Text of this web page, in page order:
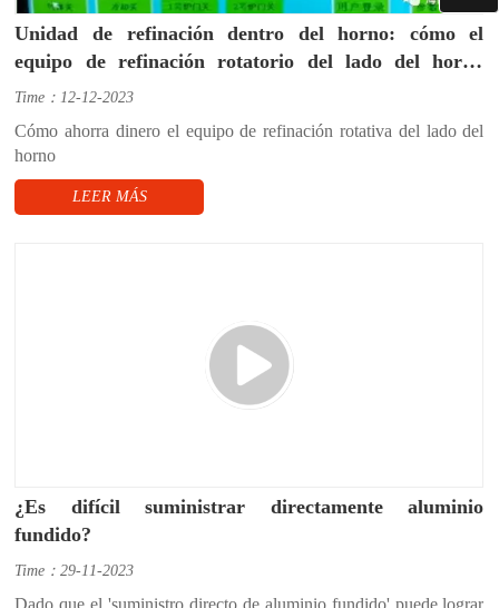
Unidad de refinación dentro del horno: cómo el
equipo de refinación rotatorio del lado del horno
ahorra dinero
Time：12-12-2023
Cómo ahorra dinero el equipo de refinación rotativa del lado del
horno
LEER MÁS
¿Es difícil suministrar directamente aluminio
fundido?
Time：29-11-2023
Dado que el 'suministro directo de aluminio fundido' puede lograr